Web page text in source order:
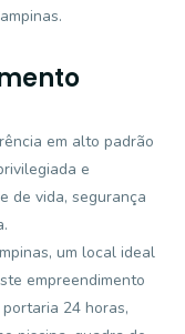
em alto padrão
e
de vida, segurança
um local ideal
empreendimento
24 horas,